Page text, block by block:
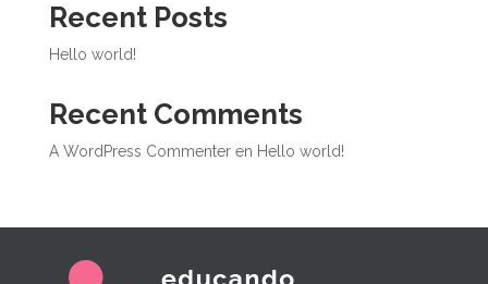
Recent Posts
Hello world!
Recent Comments
A WordPress Commenteren Hello world!